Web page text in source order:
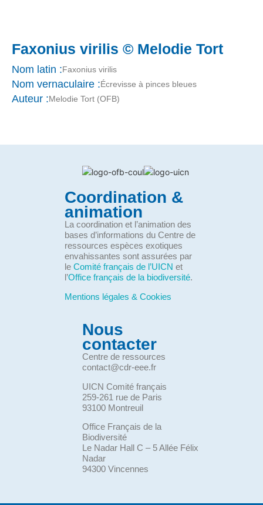
Faxonius virilis © Melodie Tort
Nom latin :Faxonius virilis
Nom vernaculaire :Écrevisse à pinces bleues
Auteur :Melodie Tort (OFB)
Coordination &
animation
La coordination et l’animation des
bases d’informations du Centre de
ressources espèces exotiques
envahissantes sont assurées par
le Comité français de l’UICN et
l’Office français de la biodiversité.
Mentions légales & Cookies
Nous
contacter
Centre de ressources
contact@cdr-eee.fr
UICN Comité français
259-261 rue de Paris
93100 Montreuil
Office Français de la
Biodiversité
Le Nadar Hall C – 5 Allée Félix
Nadar
94300 Vincennes